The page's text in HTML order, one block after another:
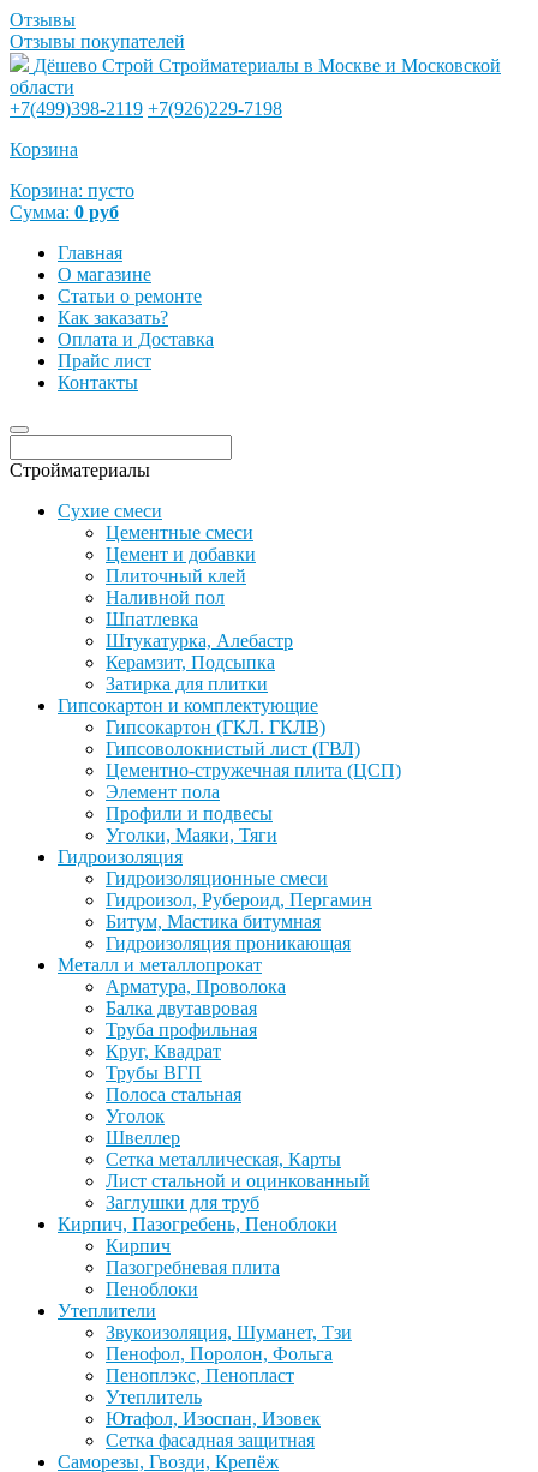
Отзывы
Отзывы покупателей
Дёшево Строй Стройматериалы в Москве и Московской
области
+7(499)398-2119 +7(926)229-7198
Корзина
Корзина: пусто
Сумма: 0 руб
Главная
О магазине
Статьи о ремонте
Как заказать?
Оплата и Доставка
Прайс лист
Контакты
Стройматериалы
Сухие смеси
Цементные смеси
Цемент и добавки
Плиточный клей
Наливной пол
Шпатлевка
Штукатурка, Алебастр
Керамзит, Подсыпка
Затирка для плитки
Гипсокартон и комплектующие
Гипсокартон (ГКЛ. ГКЛВ)
Гипсоволокнистый лист (ГВЛ)
Цементно-стружечная плита (ЦСП)
Элемент пола
Профили и подвесы
Уголки, Маяки, Тяги
Гидроизоляция
Гидроизоляционные смеси
Гидроизол, Рубероид, Пергамин
Битум, Мастика битумная
Гидроизоляция проникающая
Металл и металлопрокат
Арматура, Проволока
Балка двутавровая
Труба профильная
Круг, Квадрат
Трубы ВГП
Полоса стальная
Уголок
Швеллер
Сетка металлическая, Карты
Лист стальной и оцинкованный
Заглушки для труб
Кирпич, Пазогребень, Пеноблоки
Кирпич
Пазогребневая плита
Пеноблоки
Утеплители
Звукоизоляция, Шуманет, Тзи
Пенофол, Поролон, Фольга
Пеноплэкс, Пенопласт
Утеплитель
Ютафол, Изоспан, Изовек
Сетка фасадная защитная
Саморезы, Гвозди, Крепёж